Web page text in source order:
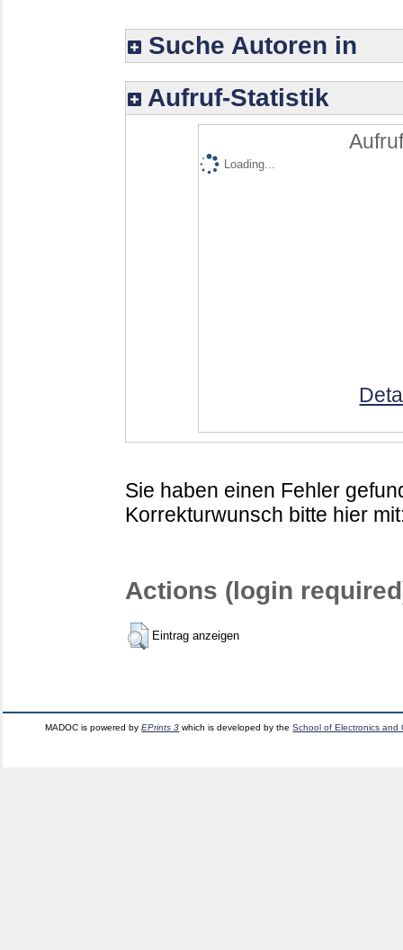
Suche Autoren in
Aufruf-Statistik
Loading...
Sie haben einen Fehler
Korrekturwunsch bitte hier
Actions (login
Eintrag anzeigen
MADOC is powered byEPrints 3 which is developed by theSchool of Electronics and